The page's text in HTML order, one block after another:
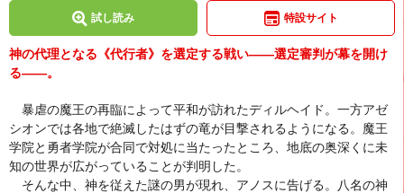
試し読み 特設サイト
神の代理となる《代行者》を選定する戦い――選定審判が幕を開け
る――。
暴虐の魔王の再臨によって平和が訪れたディルヘイド。一方アゼ
シオンでは各地で絶滅したはずの竜が目撃されるようになる。魔王
学院と勇者学院が合同で対処に当たったところ、地底の奥深くに未
知の世界が広がっていることが判明した。
そんな中、神を従えた謎の男が現れ、アノスに告げる。八名の神